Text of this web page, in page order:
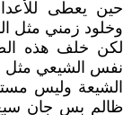
حين يعطى
وخلود زمني مثل
لكن خلف هذه
الشيعة وليس
ظالم بس جان